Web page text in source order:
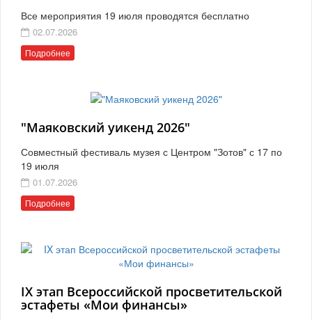
Все мероприятия 19 июля проводятся бесплатно
02.07.2026
Подробнее
"Маяковский уикенд 2026"
Совместный фестиваль музея с Центром "Зотов" с 17 по
19 июля
01.07.2026
Подробнее
IX этап Всероссийской просветительской
эстафеты «Мои финансы»